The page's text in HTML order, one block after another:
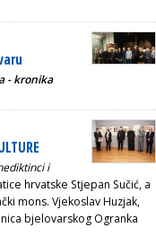
- kronika
i
hrvatske Stjepan Sučić, a
mons. Vjekoslav Huzjak,
bjelovarskog Ogranka